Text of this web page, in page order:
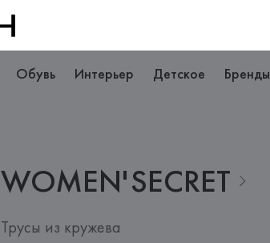
Обувь Интерьер Детское Бренды
WOMEN'SECRET
Трусы из кружева